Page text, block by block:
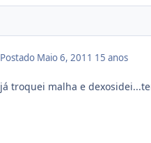
Postado Maio 6, 2011 15 anos
já troquei malha e